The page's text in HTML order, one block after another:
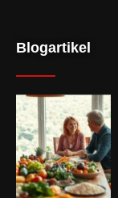
Blogartikel